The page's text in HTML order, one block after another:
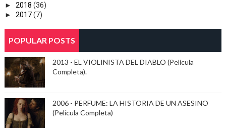
► 2018 (36)
► 2017(7)
POPULAR POSTS
2013 - EL VIOLINISTA DEL DIABLO (Película
Completa).
2006 - PERFUME: LA HISTORIA DE UN ASESINO
(Película Completa)